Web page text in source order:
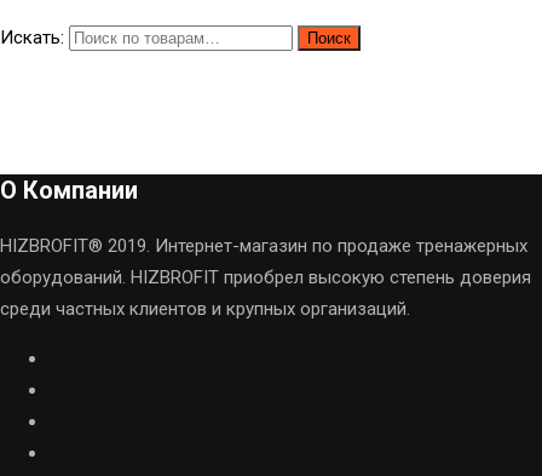
Искать: Поиск
О Компании
HIZBROFIT® 2019. Интернет-магазин по продаже тренажерных
оборудований. HIZBROFIT приобрел высокую степень доверия
среди частных клиентов и крупных организаций.